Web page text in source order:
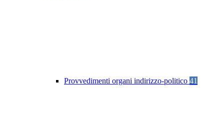
Provvedimenti organi indirizzo-politico 41